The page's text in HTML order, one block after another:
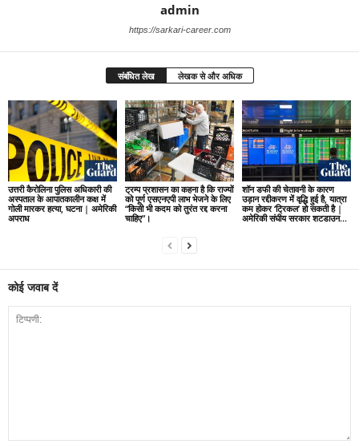
admin
https://sarkari-career.com
संबंधित लेख लेखक से और अधिक
उत्तरी कैरोलिना पुलिस अधिकारी की
अस्पताल के आपातकालीन कक्ष में
गोली मारकर हत्या, घटना | अमेरिकी
अपराध
ट्रम्प प्रशासन का कहना है कि राज्यों
को पूर्ण एसएनएपी लाभ भेजने के लिए
“किसी भी कदम को तुरंत रद्द करना
चाहिए”।
शॉन डफी की चेतावनी के कारण
उड़ान रद्दीकरण में वृद्धि हुई है, यात्रा
कम होकर ‘ट्रिकल’ हो सकती है |
अमेरिकी संघीय सरकार शटडाउन...
कोई जवाब दें